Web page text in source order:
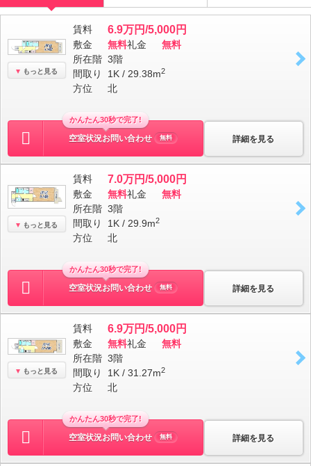
もっと見る
賃料 6.9万円/5,000円
敷金 無料礼金
無料
所在階 3階
間取り
1K / 29.38m2
方位 北
詳細を見る
かんたん30秒で完了!
空室状況お問い合わせ 無料
もっと見る
賃料 7.0万円/5,000円
敷金 無料礼金
無料
所在階 3階
間取り
1K / 29.9m2
方位 北
詳細を見る
かんたん30秒で完了!
空室状況お問い合わせ 無料
もっと見る
賃料 6.9万円/5,000円
敷金 無料礼金
無料
所在階 3階
間取り
1K / 31.27m2
方位 北
詳細を見る
かんたん30秒で完了!
空室状況お問い合わせ 無料